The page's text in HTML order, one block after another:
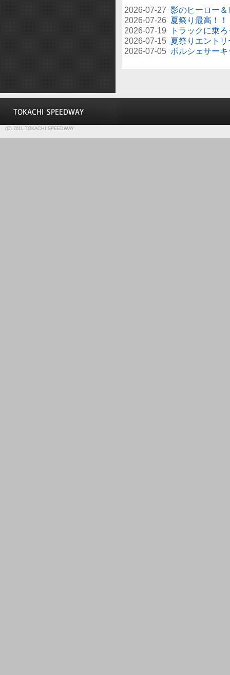
2026-07-27 影のヒーロー
2026-07-26 夏祭り最高！！
2026-07-19
トラックに乗
2026-07-15 夏祭りエント
2026-07-05 ポルシェサーキ
(C) 2011 TOKACHI SPEEDWAY